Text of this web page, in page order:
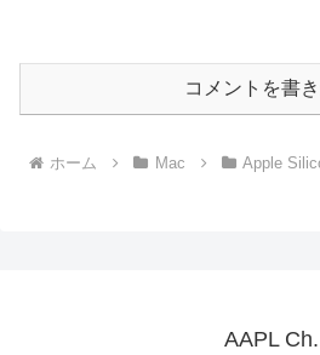
コメントを書
ホーム Mac Apple
AAPL Ch.